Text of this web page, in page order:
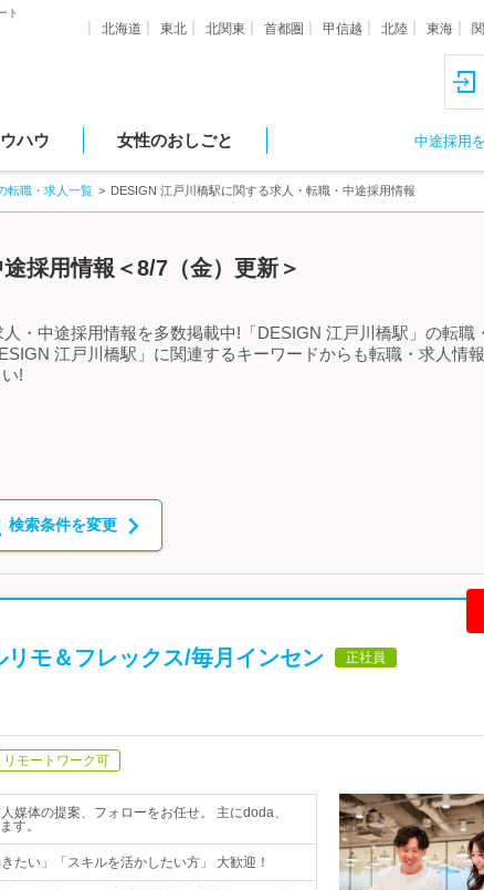
ト
北海道 東北 北関東 首都圏 甲信越 北陸 東海
ハウ 女性のおしごと 中途採用
転職・求人一覧 DESIGN 江戸川橋駅に関する求人・転職・中途採用情報
採用情報＜8/7（金）更新＞
・中途採用情報を多数掲載中!「DESIGN 江戸川橋駅」の転職
江戸川橋駅」に関連するキーワードからも転職・求人情
!
検索条件を変更
リモ＆フレックス/毎月インセン 正社員
リモートワーク可
媒体の提案、フォローをお任せ。 主にdoda、
す。
たい」「スキルを活かしたい方」 大歓迎！